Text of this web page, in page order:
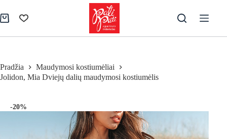
to
content
Pirkinių
Pradžia
Maudymosi kostiumėliai
Jolidon, Mia Dviejų dalių maudymosi kostiumėlis
-20%